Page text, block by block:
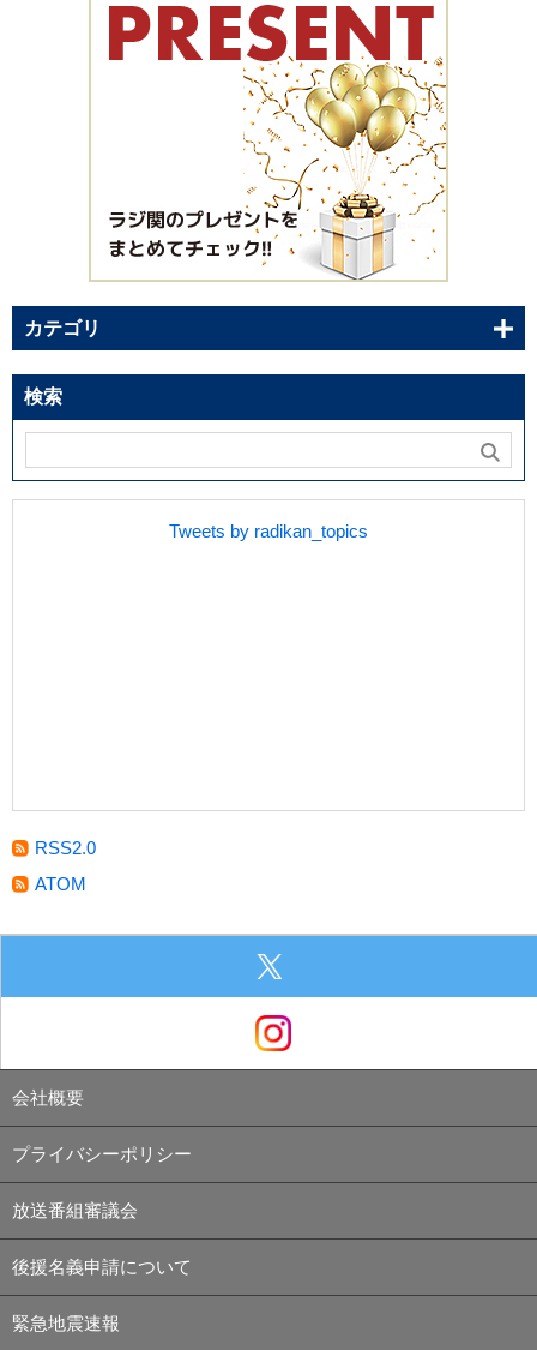
カテゴリ
検索
Tweets by radikan_topics
RSS2.0
ATOM
会社概要
プライバシーポリシー
放送番組審議会
後援名義申請について
緊急地震速報